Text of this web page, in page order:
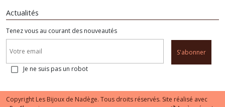
Actualités
Tenez vous au courant des nouveautés
S'abonner
Je ne suis pas un robot
Copyright Les Bijoux de Nadège. Tous droits réservés. Site réalisé avec